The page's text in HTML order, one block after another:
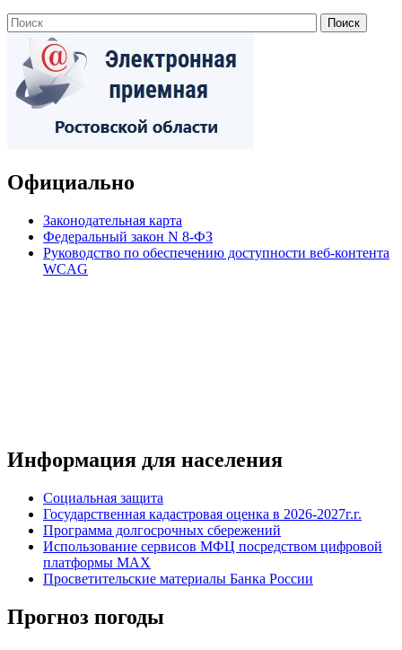
Официально
Законодательная карта
Федеральный закон N 8-ФЗ
Руководство по обеспечению доступности веб-контента
WCAG
Информация для населения
Социальная защита
Государственная кадастровая оценка в 2026-2027г.г.
Программа долгосрочных сбережений
Использование сервисов МФЦ посредством цифровой
платформы MAX
Просветительские материалы Банка России
Прогноз погоды